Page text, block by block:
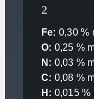
2
Fe: 0,30 %
O: 0,25 %
N: 0,03 %
C: 0,08 %
H: 0,015 %